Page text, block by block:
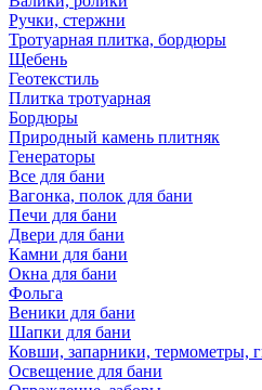
Ручки, стержни
Тротуарная плитка, бордюры
Щебень
Геотекстиль
Плитка тротуарная
Бордюры
Природный камень плитняк
Генераторы
Все для бани
Вагонка, полок для бани
Печи для бани
Двери для бани
Камни для бани
Окна для бани
Фольга
Веники для бани
Шапки для бани
Ковши, запарники, термометры,
Освещение для бани